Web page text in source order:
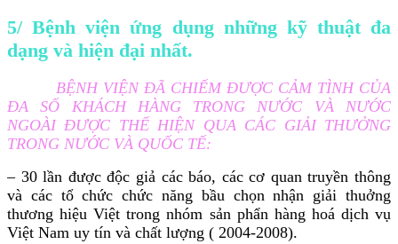
5/ Bệnh viện ứng dụng những kỹ thuật đa
dạng và hiện đại nhất.
BỆNH VIỆN ĐÃ CHIẾM ĐƯỢC CẢM TÌNH CỦA
ĐA SỐ KHÁCH HÀNG TRONG NƯỚC VÀ NƯỚC
NGOÀI ĐƯỢC THỂ HIỆN QUA CÁC GIẢI THƯỞNG
TRONG NƯỚC VÀ QUỐC TẾ:
– 30 lần được độc giả các báo, các cơ quan truyền thông
và các tổ chức chức năng bầu chọn nhận giải thuởng
thương hiệu Việt trong nhóm sản phẩn hàng hoá dịch vụ
Việt Nam uy tín và chất lượng ( 2004-2008).